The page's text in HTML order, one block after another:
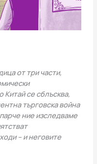
от три части,
Китай се сблъсква,
търговска война
ние изследваме
– и неговите